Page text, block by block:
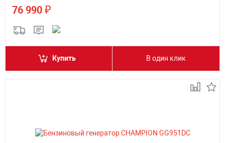
76 990 ₽
Купить В один клик